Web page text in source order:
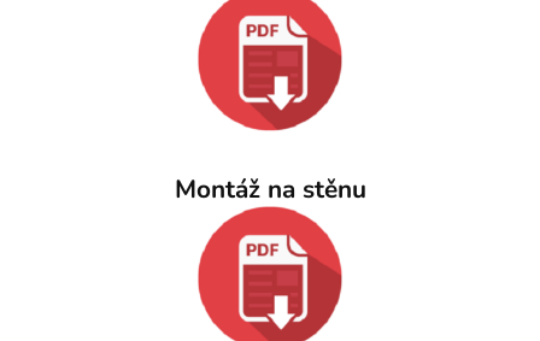
Montáž na stěnu